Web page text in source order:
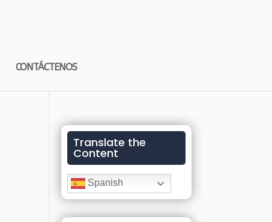
CONTÁCTENOS
Translate the
Content
Spanish